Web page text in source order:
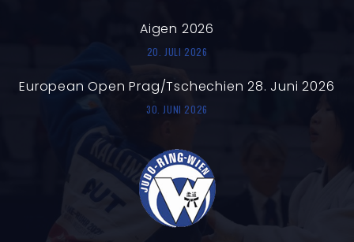
Aigen 2026
20. JULI 2026
European Open Prag/Tschechien 28. Juni 2026
30. JUNI 2026